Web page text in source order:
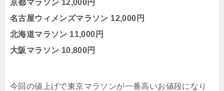
京都マラソン 12,000円
名古屋ウィメンズマラソン 12,000円
北海道マラソン 11,000円
大阪マラソン 10,800円
今回の値上げで東京マラソンが一番高いお値段になり